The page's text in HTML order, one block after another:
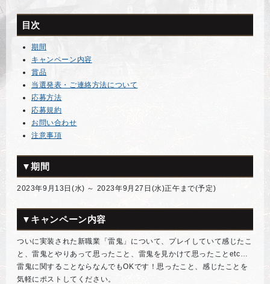
目次
期間
キャンペーン内容
賞品
当選発表・ご連絡方法について
応募方法
応募規約
お問い合わせ
注意事項
▼期間
2023年9月13日(水) ～ 2023年9月27日(水)正午まで(予定)
▼キャンペーン内容
ついに実装された新職業「雷鬼」について、プレイしていて感じたこ
と、雷鬼とやりあって思ったこと、雷鬼を見かけて思ったことetc…
雷鬼に関することならなんでもOKです！思ったこと、感じたことを
気軽にポストしてください。